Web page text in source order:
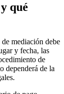
qué
mediación debe
y fecha, las
de
dependerá de la